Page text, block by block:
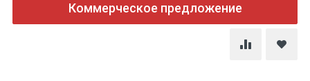
Коммерческое предложение